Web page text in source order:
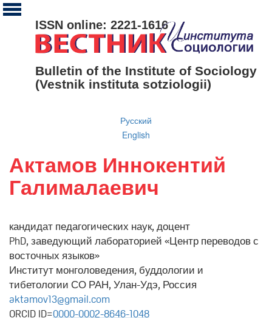
ISSN online: 2221-1616
Bulletin of the Institute of Sociology
(Vestnik instituta sotziologii)
Русский
English
Актамов Иннокентий
Галималаевич
кандидат педагогических наук, доцент
PhD, заведующий лабораторией «Центр переводов с
восточных языков»
Институт монголоведения, буддологии и
тибетологии СО РАН, Улан-Удэ, Россия
aktamov13@gmail.com
ORCID ID=0000-0002-8646-1048